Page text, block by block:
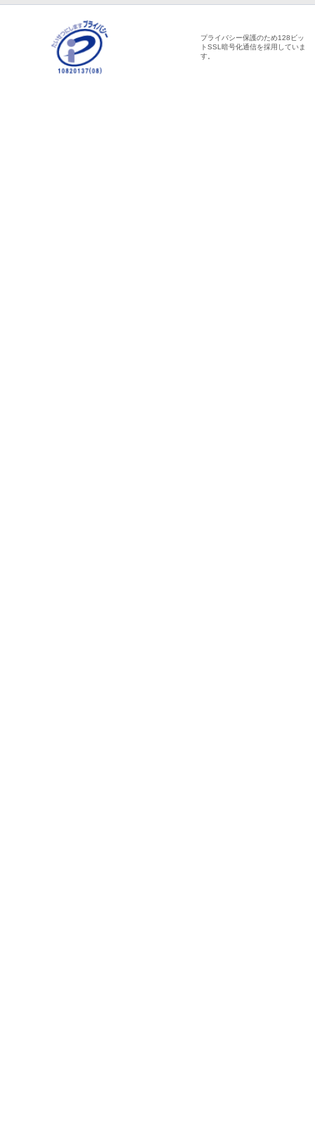
プライバシー保護のため128ビッ
トSSL暗号化通信を採用していま
す。